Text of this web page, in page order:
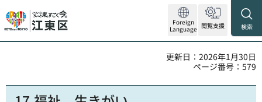
Foreign
Language 閲覧支援 検索
更新日：2026年1月30日
ページ番号：579